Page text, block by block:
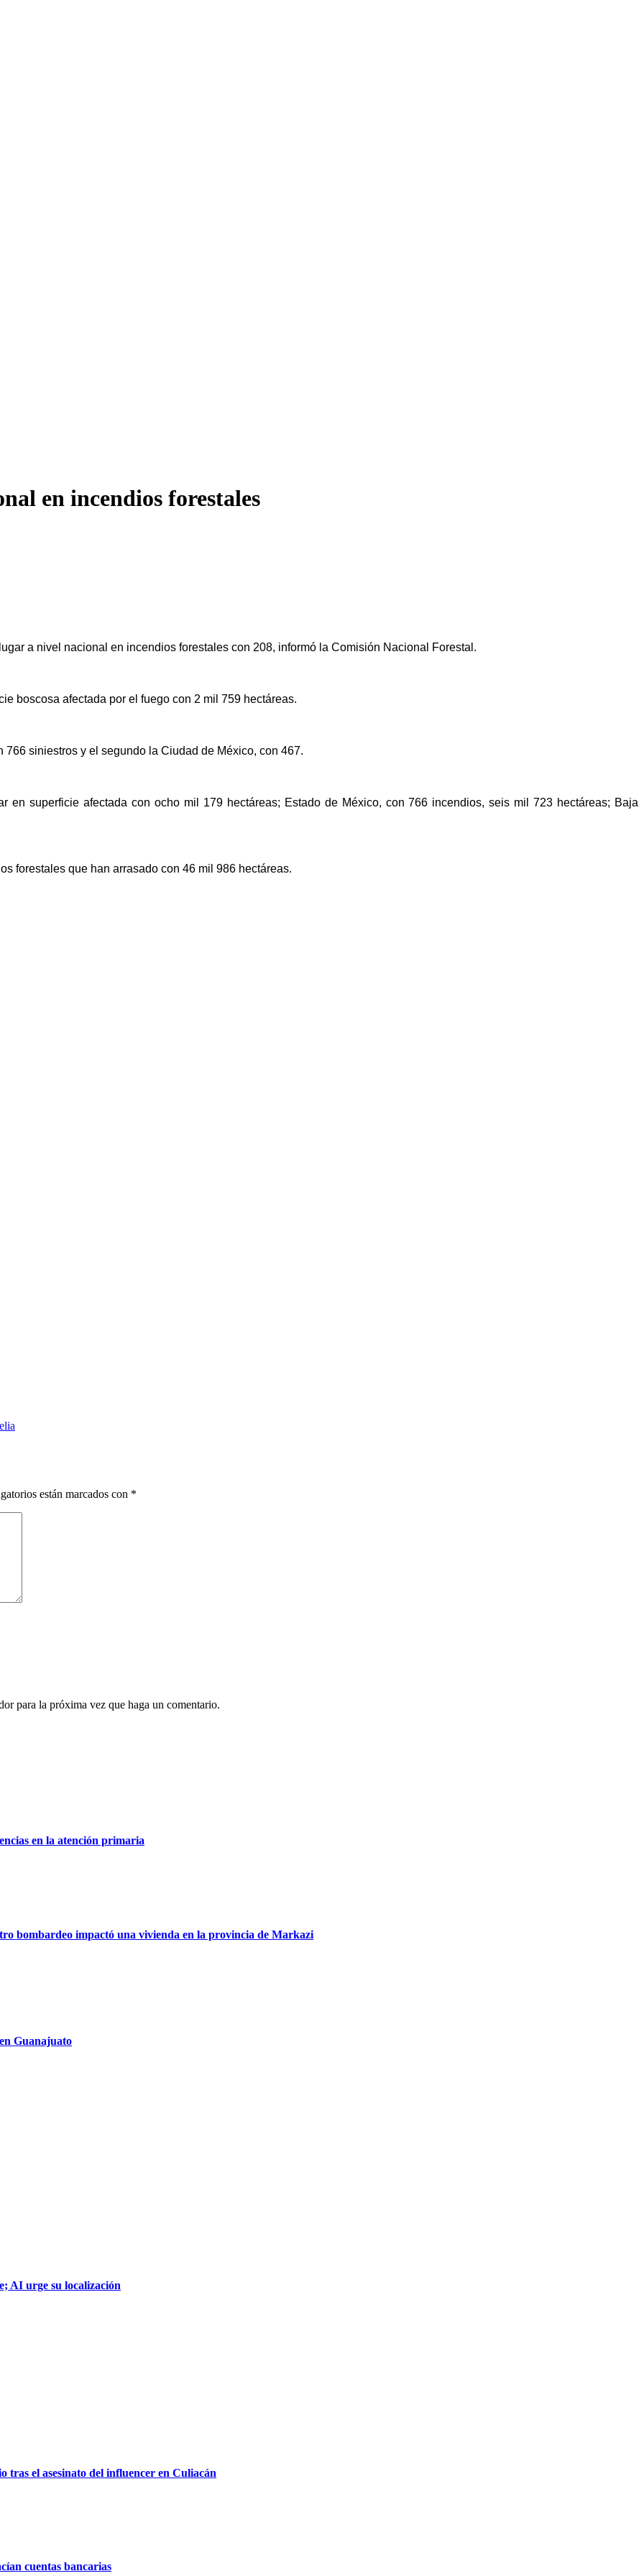
en incendios forestales
a nivel nacional en incendios forestales con 208, informó la Comisión Nacional Forestal.
boscosa afectada por el fuego con 2 mil 759 hectáreas.
siniestros y el segundo la Ciudad de México, con 467.
en superficie afectada con ocho mil 179 hectáreas; Estado de México, con 766 incendios, seis mil 723 hectáreas; Baja
forestales que han arrasado con 46 mil 986 hectáreas.
están marcados con *
para la próxima vez que haga un comentario.
en la atención primaria
bombardeo impactó una vivienda en la provincia de Markazi
Guanajuato
AI urge su localización
tras el asesinato del influencer en Culiacán
cuentas bancarias